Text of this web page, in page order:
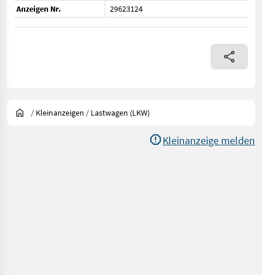
Anzeigen Nr.
29623124
/ Kleinanzeigen / Lastwagen (LKW)
Kleinanzeige melden